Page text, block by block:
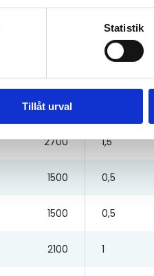
Statistik
Tillåt urval
1
3100
2700 1,5
1500 0,5
1500 0,5
2100 1